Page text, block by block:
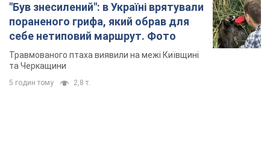
"Був знесилений": в Україні врятували
пораненого грифа, який обрав для
себе нетиповий маршрут. Фото
Травмованого птаха виявили на межі Київщині
та Черкащини
5 годин тому 2,8 т.